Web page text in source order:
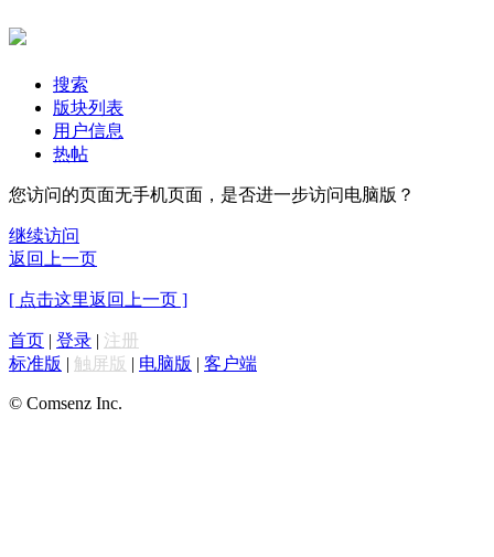
搜索
版块列表
用户信息
热帖
您访问的页面无手机页面，是否进一步访问电脑版？
继续访问
返回上一页
[ 点击这里返回上一页 ]
首页 | 登录 | 注册
标准版 | 触屏版 | 电脑版 | 客户端
© Comsenz Inc.